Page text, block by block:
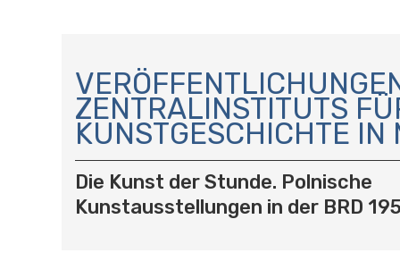
A
V
I
G
A
T
I
O
ZENTRALINSTITUTS
KUNSTGESCHICHTE IN
Die Kunst der Stunde. Polnische
Kunstausstellungen in der BRD